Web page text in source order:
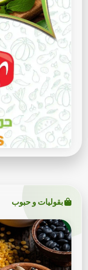
بقوليات و حبوب